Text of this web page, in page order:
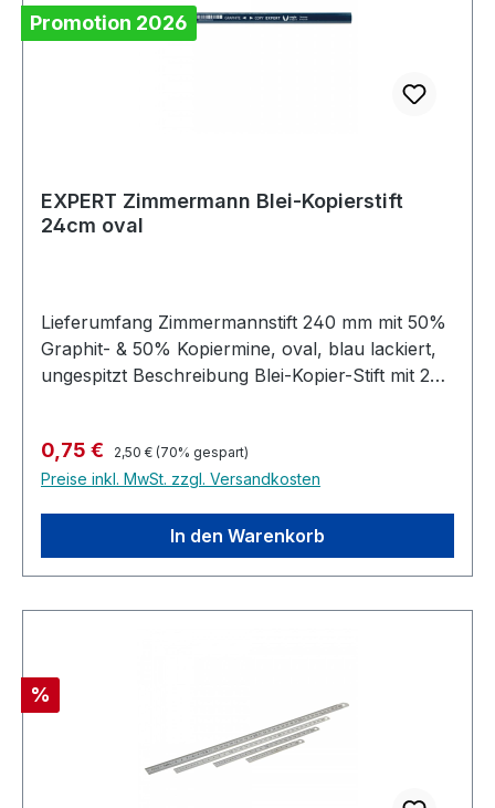
Promotion 2026
EXPERT Zimmermann Blei-Kopierstift
24cm oval
Lieferumfang Zimmermannstift 240 mm mit 50%
Graphit- & 50% Kopiermine, oval, blau lackiert,
ungespitzt Beschreibung Blei-Kopier-Stift mit 24
Kopiermine Besonders geeignet für
Markierungen auf nassem und trockenem Holz
Auch für Markierungen auf Stahl und Ziegeln
Verkaufspreis:
0,75 € Regulärer Preis:
2,50 € (70% gespart)
Preise inkl. MwSt. zzgl. Versandkosten
In den Warenkorb
Rabatt
%